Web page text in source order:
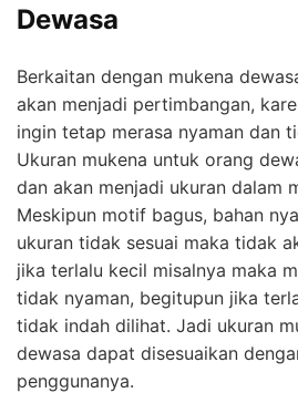
Dewasa
Berkaitan dengan mukena
akan menjadi pertimbangan,
ingin tetap merasa nyaman dan
Ukuran mukena untuk orang
dan akan menjadi ukuran dalam
Meskipun motif bagus, bahan
ukuran tidak sesuai maka tidak
jika terlalu kecil misalnya maka
tidak nyaman, begitupun jika
tidak indah dilihat. Jadi ukuran
dewasa dapat disesuaikan
penggunanya.